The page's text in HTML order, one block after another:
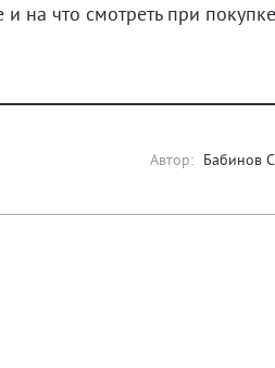
на что смотреть при
Автор: Бабинов